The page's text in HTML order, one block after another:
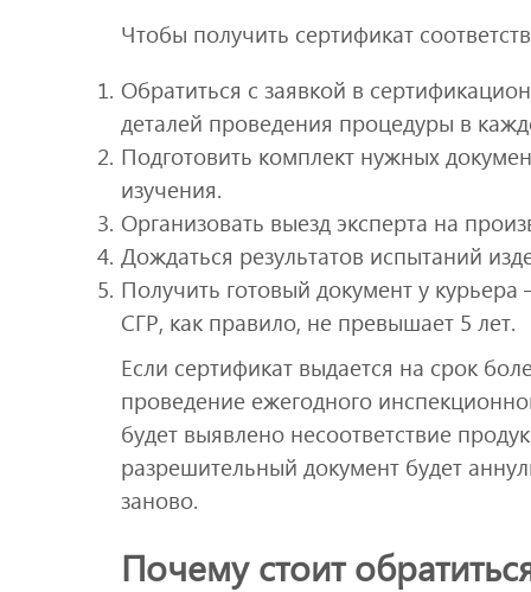
Чтобы получить сертификат
Обратиться с заявкой в
деталей проведения процедуры в
Подготовить комплект нужных
изучения.
Организовать выезд эксперта на
Дождаться результатов испытаний
Получить готовый документ у
СГР, как правило, не превышает 5 лет.
Если сертификат выдается на срок
проведение ежегодного
будет выявлено несоответствие
разрешительный документ будет
заново.
Почему стоит